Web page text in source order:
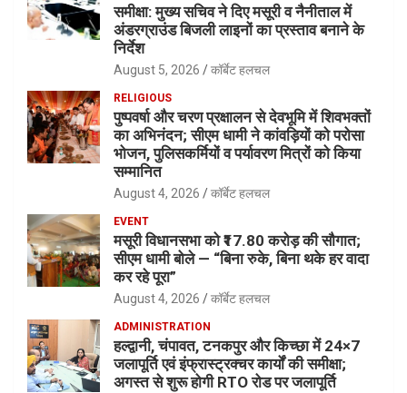
समीक्षा: मुख्य सचिव ने दिए मसूरी व नैनीताल में
अंडरग्राउंड बिजली लाइनों का प्रस्ताव बनाने के
निर्देश
August 5, 2026 कॉर्बेट हलचल
RELIGIOUS
पुष्पवर्षा और चरण प्रक्षालन से देवभूमि में शिवभक्तों
का अभिनंदन; सीएम धामी ने कांवड़ियों को परोसा
भोजन, पुलिसकर्मियों व पर्यावरण मित्रों को किया
सम्मानित
August 4, 2026 कॉर्बेट हलचल
EVENT
मसूरी विधानसभा को ₹17.80 करोड़ की सौगात;
सीएम धामी बोले — “बिना रुके, बिना थके हर वादा
कर रहे पूरा”
August 4, 2026 कॉर्बेट हलचल
ADMINISTRATION
हल्द्वानी, चंपावत, टनकपुर और किच्छा में 24×7
जलापूर्ति एवं इंफ्रास्ट्रक्चर कार्यों की समीक्षा;
अगस्त से शुरू होगी RTO रोड पर जलापूर्ति